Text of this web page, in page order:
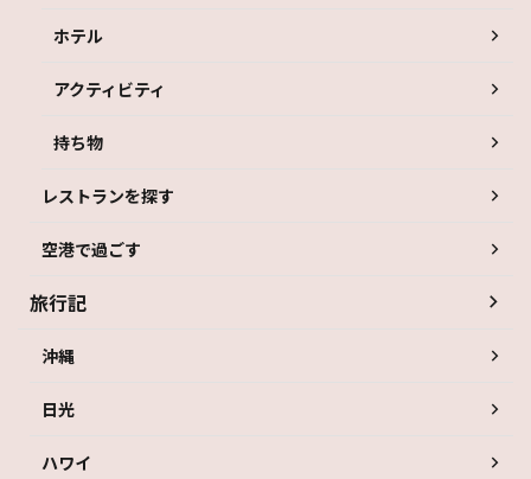
ホテル
アクティビティ
持ち物
レストランを探す
空港で過ごす
旅行記
沖縄
日光
ハワイ